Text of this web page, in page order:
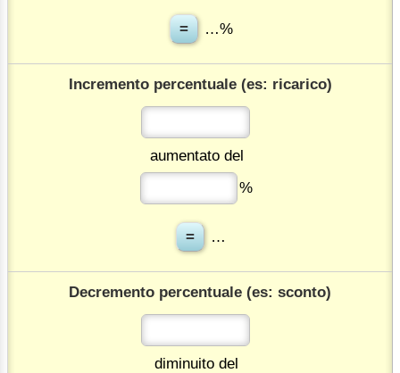
…%
Incremento percentuale (es: ricarico)
aumentato del
%
…
Decremento percentuale (es: sconto)
diminuito del